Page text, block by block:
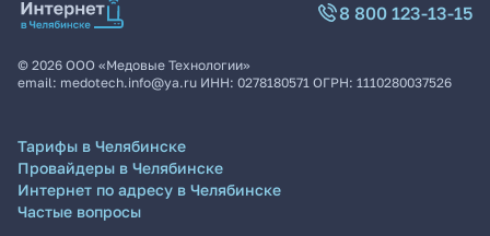
8 800 123-13-15
© 2026 ООО «Медовые Технологии»
email: medotech.info@ya.ru ИНН: 0278180571 ОГРН: 1110280037526
Тарифы в Челябинске
Провайдеры в Челябинске
Интернет по адресу в Челябинске
Частые вопросы